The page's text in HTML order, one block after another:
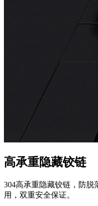
高承重隐藏铰链
304高承重隐藏铰链，防
用，双重安全保证。